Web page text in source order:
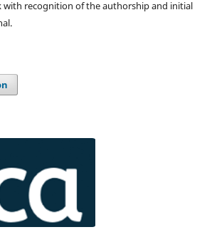
with recognition of the authorship and initial